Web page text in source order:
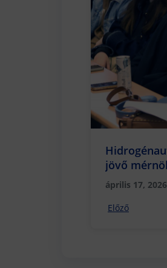
jövő
április 17, 2026
Előző